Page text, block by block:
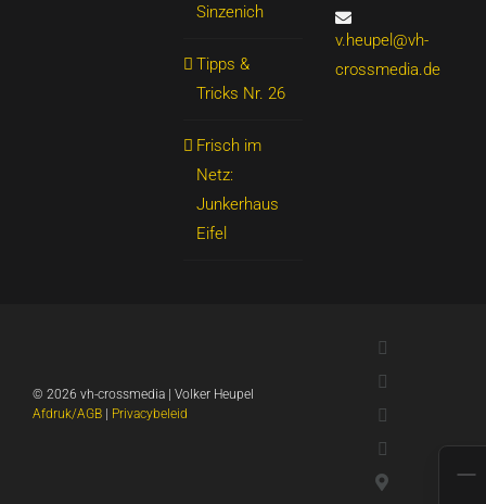
Sinzenich
Tipps &
Tricks Nr. 26
Frisch im
Netz:
Junkerhaus
Eifel
v.heupel@vh-
crossmedia.de
© 2026 vh-crossmedia | Volker Heupel
Afdruk/AGB | Privacybeleid
WhatsApp
Google-